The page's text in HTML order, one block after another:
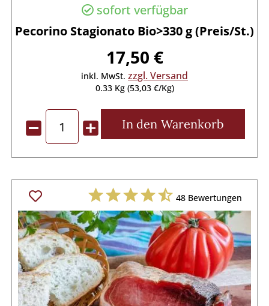
sofort verfügbar
Pecorino Stagionato Bio>330 g (Preis/St.)
17,50 €
inkl. MwSt. zzgl. Versand
0.33 Kg (53,03 €/Kg)
In den Warenkorb
48Bewertungen